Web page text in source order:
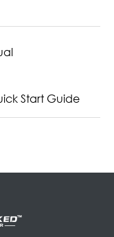
Start Guide